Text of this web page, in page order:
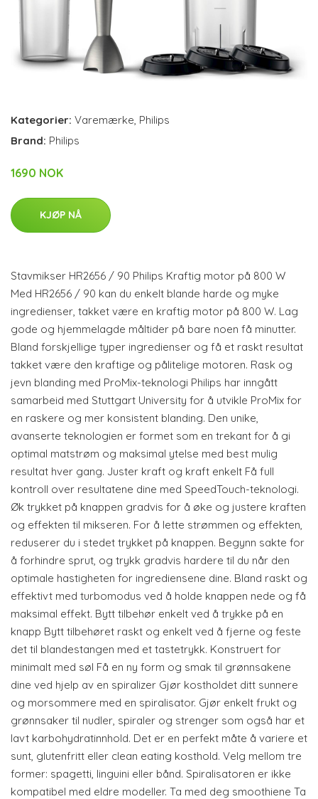
Kategorier: Varemærke, Philips
Brand: Philips
1690 NOK
KJØP NÅ
Stavmikser HR2656 / 90 Philips Kraftig motor på 800 W
Med HR2656 / 90 kan du enkelt blande harde og myke
ingredienser, takket være en kraftig motor på 800 W. Lag
gode og hjemmelagde måltider på bare noen få minutter.
Bland forskjellige typer ingredienser og få et raskt resultat
takket være den kraftige og pålitelige motoren. Rask og
jevn blanding med ProMix-teknologi Philips har inngått
samarbeid med Stuttgart University for å utvikle ProMix for
en raskere og mer konsistent blanding. Den unike,
avanserte teknologien er formet som en trekant for å gi
optimal matstrøm og maksimal ytelse med best mulig
resultat hver gang. Juster kraft og kraft enkelt Få full
kontroll over resultatene dine med SpeedTouch-teknologi.
Øk trykket på knappen gradvis for å øke og justere kraften
og effekten til mikseren. For å lette strømmen og effekten,
reduserer du i stedet trykket på knappen. Begynn sakte for
å forhindre sprut, og trykk gradvis hardere til du når den
optimale hastigheten for ingrediensene dine. Bland raskt og
effektivt med turbomodus ved å holde knappen nede og få
maksimal effekt. Bytt tilbehør enkelt ved å trykke på en
knapp Bytt tilbehøret raskt og enkelt ved å fjerne og feste
det til blandestangen med et tastetrykk. Konstruert for
minimalt med søl Få en ny form og smak til grønnsakene
dine ved hjelp av en spiralizer Gjør kostholdet ditt sunnere
og morsommere med en spiralisator. Gjør enkelt frukt og
grønnsaker til nudler, spiraler og strenger som også har et
lavt karbohydratinnhold. Det er en perfekt måte å variere et
sunt, glutenfritt eller clean eating kosthold. Velg mellom tre
former: spagetti, linguini eller bånd. Spiralisatoren er ikke
kompatibel med eldre modeller. Ta med deg smoothiene Ta